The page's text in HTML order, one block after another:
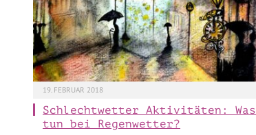
19. FEBRUAR 2018
Schlechtwetter Aktivitäten: Was
tun bei Regenwetter?